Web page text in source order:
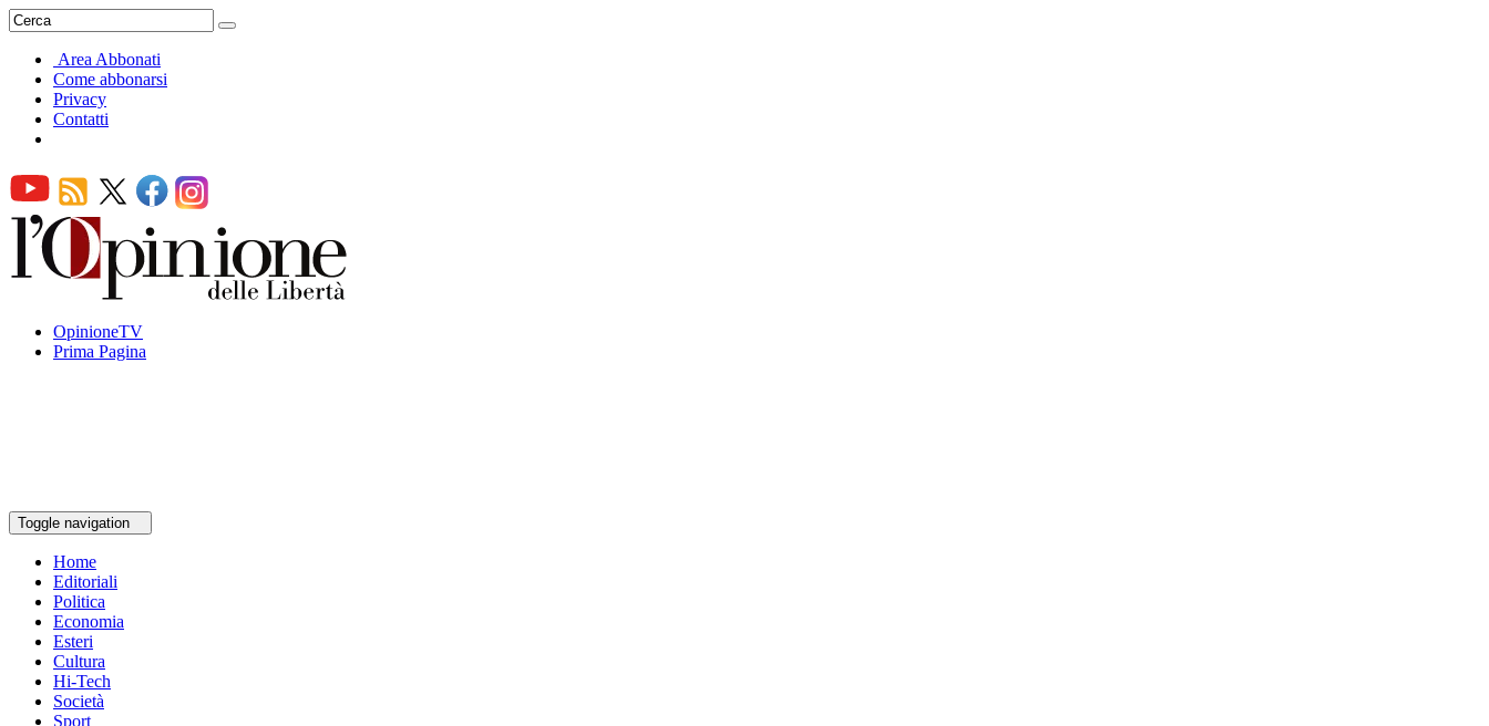
Area Abbonati
Come abbonarsi
Privacy
Contatti
OpinioneTV
Prima Pagina
Toggle navigation
Home
Editoriali
Politica
Economia
Esteri
Cultura
Hi-Tech
Società
Sport